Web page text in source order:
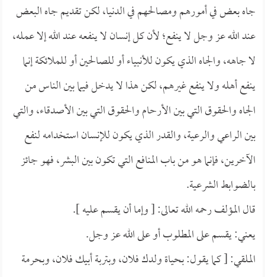
جاه بعض في أمورهم ومصالحهم في الدنيا، لكن تقديم جاه البعض
عند الله عز وجل لا ينفع؛ لأن كل إنسان لا ينفعه عند الله إلا عمله،
لا جاهه، والجاه الذي يكون للأنبياء أو للصالحين أو للملائكة إنما
ينفع أهله ولا ينفع غيرهم، لكن هذا لا يدخل فيما بين الناس من
الجاه والحقوق التي بين الأرحام والحقوق التي بين الأصدقاء، والتي
بين الراعي والرعية، والقدر الذي يكون للإنسان استخدامه لنفع
الآخرين، فإنما هو من باب المنافع التي تكون بين البشر، فهو جائز
بالضوابط الشرعية.
قال المؤلف رحمه الله تعالى: [ وإما أن يقسم عليه ].
يعني: يقسم على المطلوب أو على الله عز وجل.
الملقي: [ كما يقول: بحياة ولدك فلان، وبتربة أبيك فلان، وبحرمة